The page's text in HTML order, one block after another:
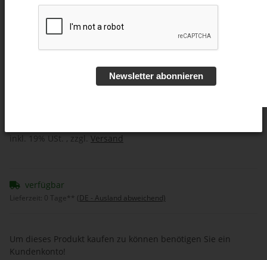
DOWNLOAD
Street-Magic (Downloads)
inkl. 19% USt. , zzgl. Versand
verfügbar
Lieferzeit: 0 Tage** (DE - Ausland abweichend)
Um dieses Produkt kaufen zu können benötigen Sie ein
Kundenkonto!
Newsletter abonnieren